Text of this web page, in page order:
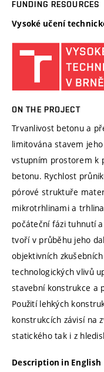
FUNDING RESOURCES
Vysoké učení
ON THE PROJECT
Trvanlivost betonu a
limitována stavem
vstupním prostorem k
betonu. Rychlost
pórové struktuře
mikrotrhlinami a
počáteční fázi tuhnutí
tvoří v průběhu jeho
objektivních
technologických vlivů
stavební konstrukce a
Použití lehkých
konstrukcích závisí na
statického tak i z
Description in English